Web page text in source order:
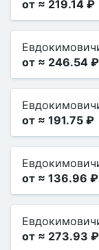
от ≈ 219.14 ₽
от ≈ 246.54 ₽
от ≈ 191.75 ₽
от ≈ 136.96 ₽
от ≈ 273.93 ₽